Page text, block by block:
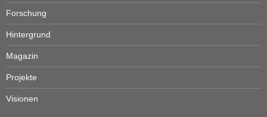
Forschung
Hintergrund
Magazin
Projekte
Visionen